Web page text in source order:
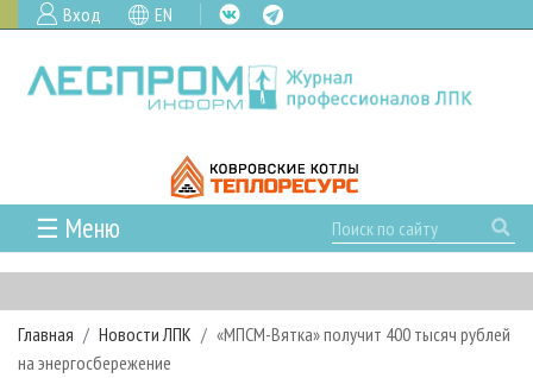
Вход EN
☰ Меню
ГЛАВНАЯ
РУБРИКИ И ТЕМЫ
РУБРИКИ ЖУРНАЛА
НОВОСТИ
Главная Новости ЛПК
«МПСМ-Вятка» получит 400 тысяч рублей
на энергосбережение